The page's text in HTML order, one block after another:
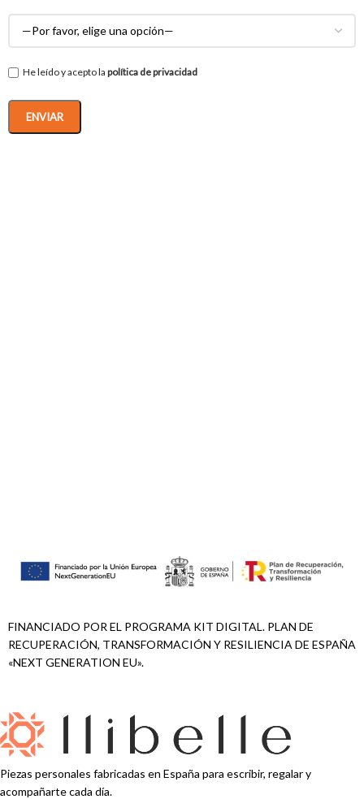
He leído y acepto la política de privacidad
FINANCIADO POR EL PROGRAMA KIT DIGITAL. PLAN DE
RECUPERACIÓN, TRANSFORMACIÓN Y RESILIENCIA DE ESPAÑA
«NEXT GENERATION EU».
Piezas personales fabricadas en España para escribir, regalar y
acompañarte cada día.